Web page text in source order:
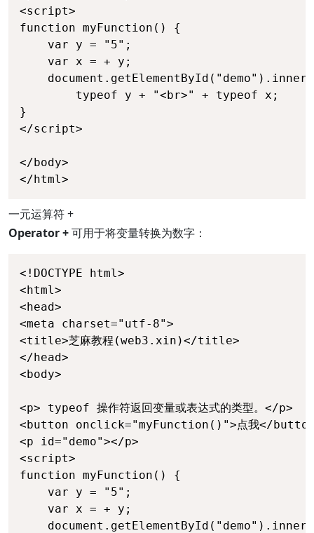
<script>
function myFunction() {
    var y = "5";
    var x = + y;
}
</script>
</body>
</html>
一元运算符 +
Operator +可用于将变量转换为数字：
<!DOCTYPE html>
<html>
<head>
<meta charset="utf-8">
<title>芝麻教程(web3.xin)</title>
</head>
<body>
<p> typeof 操作符返回变量或表达式的类型。</p>
<button onclick="myFunction()">点我</
<p id="demo"></p>
<script>
function myFunction() {
    var y = "5";
    var x = + y;